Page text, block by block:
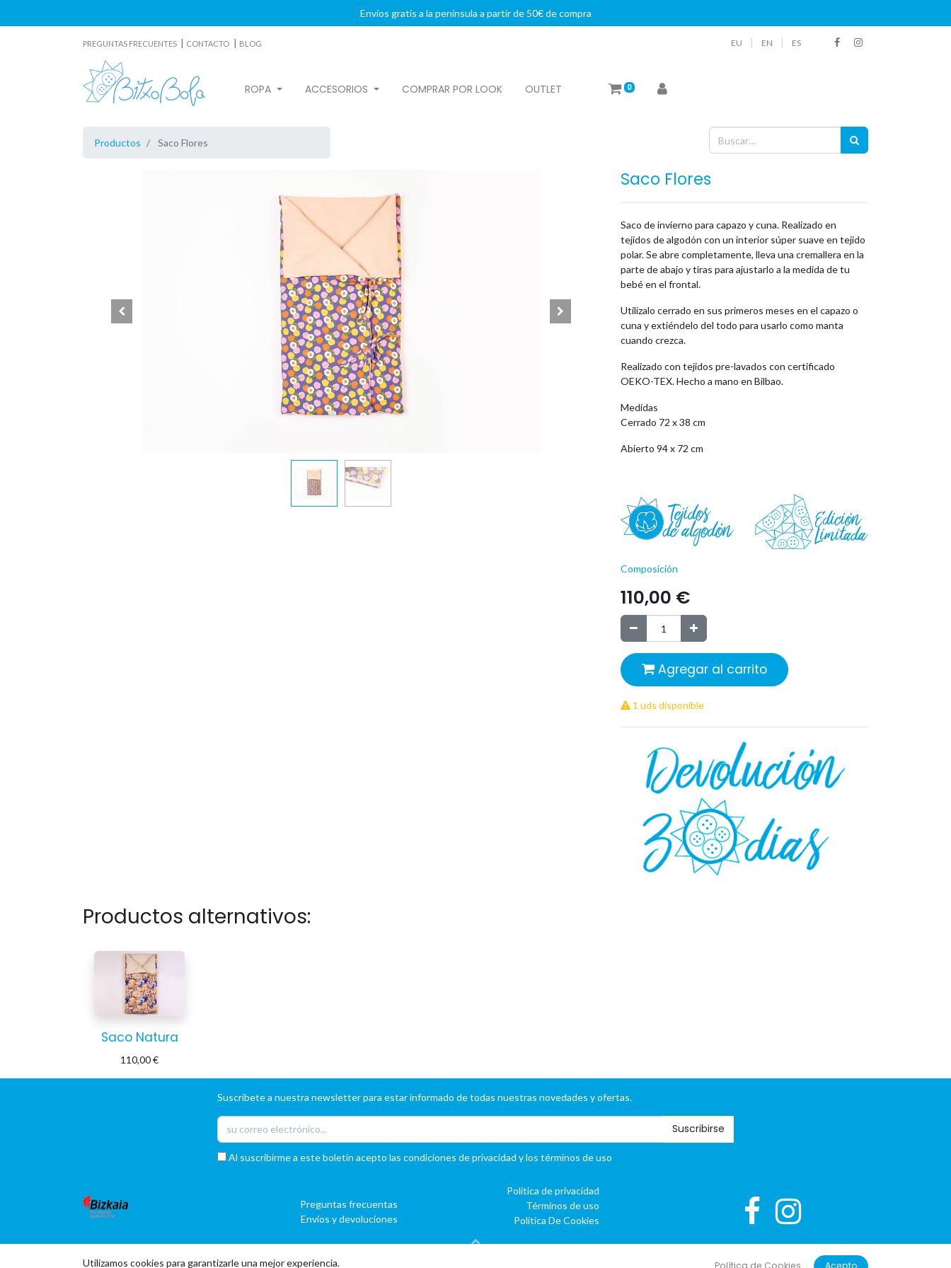
Envíos gratis a la península a partir de 50€ de compra
PREGUNTAS FRECUENTES | CONTACTO | BLOG EU EN ES
ROPA ACCESORIOS COMPRAR POR LOOK OUTLET 0
Productos Saco Flores
Saco Flores
Saco de invierno para capazo y cuna. Realizado en
tejidos de algodón con un interior súper suave en tejido
polar. Se abre completamente, lleva una cremallera en la
parte de abajo y tiras para ajustarlo a la medida de tu
bebé en el frontal.
Utilízalo cerrado en sus primeros meses en el capazo o
cuna y extiéndelo del todo para usarlo como manta
cuando crezca.
Realizado con tejidos pre-lavados con certificado
OEKO-TEX. Hecho a mano en Bilbao.
Medidas
Cerrado 72 x 38 cm
Abierto 94 x 72 cm
Composición
110,00 €
Agregar al carrito
1 uds disponible
Productos alternativos:
Saco Natura
110,00€
Suscríbete a nuestra newsletter para estar informado de todas nuestras novedades y ofertas.
Suscribirse
Al suscribirme a este boletín acepto las condiciones de privacidad y los términos de uso
Preguntas frecuentas
Envíos y devoluciones
Política de privacidad
Términos de uso
Política De Cookies
EU | EN | ES ERP software para autónomos, PYMES y empresas
Utilizamos cookies para garantizarle una mejor experiencia. Política de Cookies Acepto